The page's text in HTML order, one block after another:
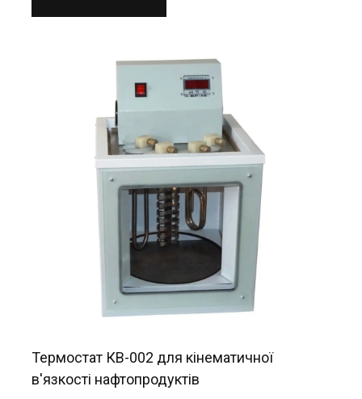
Термостат КВ-002 для кінематичної
в'язкості нафтопродуктів